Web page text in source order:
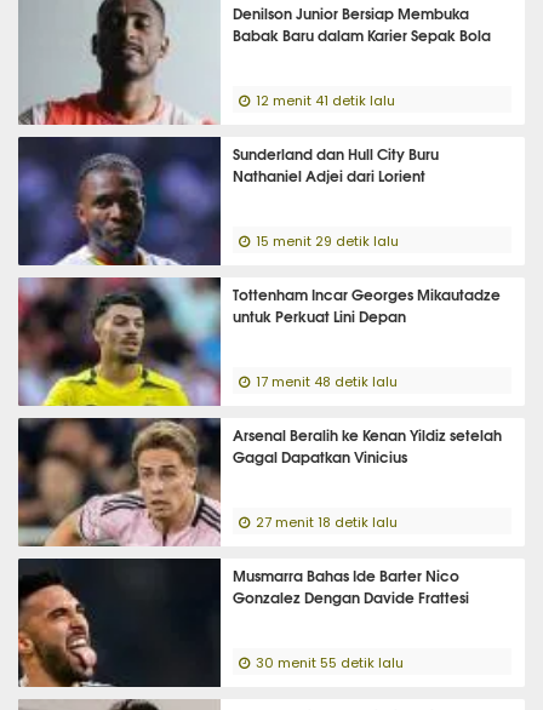
Denilson Junior Bersiap Membuka
Babak Baru dalam Karier Sepak Bola
12 menit 41 detik lalu
Sunderland dan Hull City Buru
Nathaniel Adjei dari Lorient
15 menit 29 detik lalu
Tottenham Incar Georges Mikautadze
untuk Perkuat Lini Depan
17 menit 48 detik lalu
Arsenal Beralih ke Kenan Yildiz setelah
Gagal Dapatkan Vinicius
27 menit 18 detik lalu
Musmarra Bahas Ide Barter Nico
Gonzalez Dengan Davide Frattesi
30 menit 55 detik lalu